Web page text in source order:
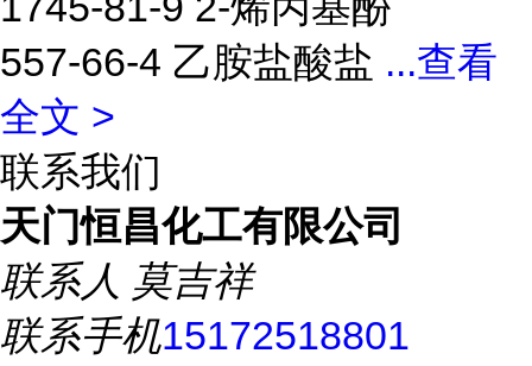
557-66-4 乙胺盐酸盐 ...查看
全文 >
联系我们
天门恒昌化工有限公司
联系人 莫吉祥
联系手机15172518801